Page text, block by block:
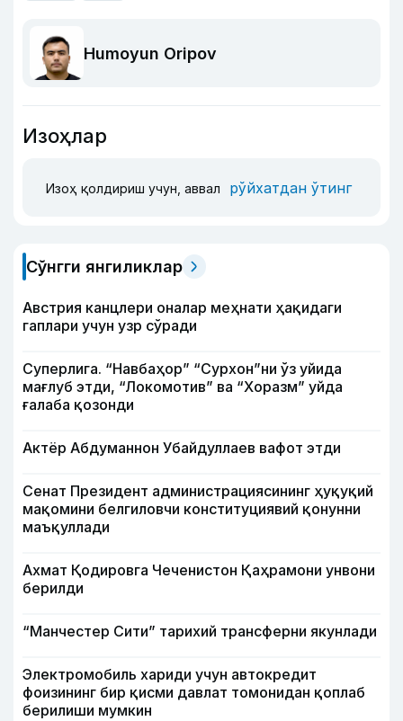
Humoyun Oripov
Изоҳлар
Изоҳ қолдириш учун, аввал рўйхатдан ўтинг
Сўнгги янгиликлар
Австрия канцлери оналар меҳнати ҳақидаги
гаплари учун узр сўради
Суперлига. “Навбаҳор” “Сурхон”ни ўз уйида
мағлуб этди, “Локомотив” ва “Хоразм” уйда
ғалаба қозонди
Актёр Абду­маннон Убайдуллаев вафот этди
Сенат Президент администрациясининг ҳуқуқий
мақомини белгиловчи конституциявий қонунни
маъқуллади
Ахмат Қодировга Чеченистон Қаҳрамони унвони
берилди
“Манчестер Сити” тарихий трансферни якунлади
Электромобиль хариди учун автокредит
фоизининг бир қисми давлат томонидан қоплаб
берилиши мумкин